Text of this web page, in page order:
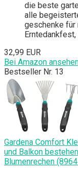
die beste
alle
geschenke für
32,99 EUR
Bei Amazon
Bestseller Nr. 13
Gardena Comfort
und Balkon
Blumenrechen